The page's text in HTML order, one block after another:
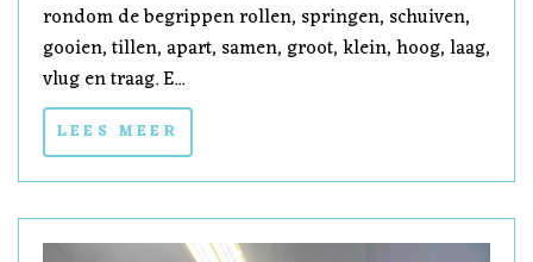
rondom de begrippen rollen, springen, schuiven,
gooien, tillen, apart, samen, groot, klein, hoog, laag,
vlug en traag. E...
LEES MEER